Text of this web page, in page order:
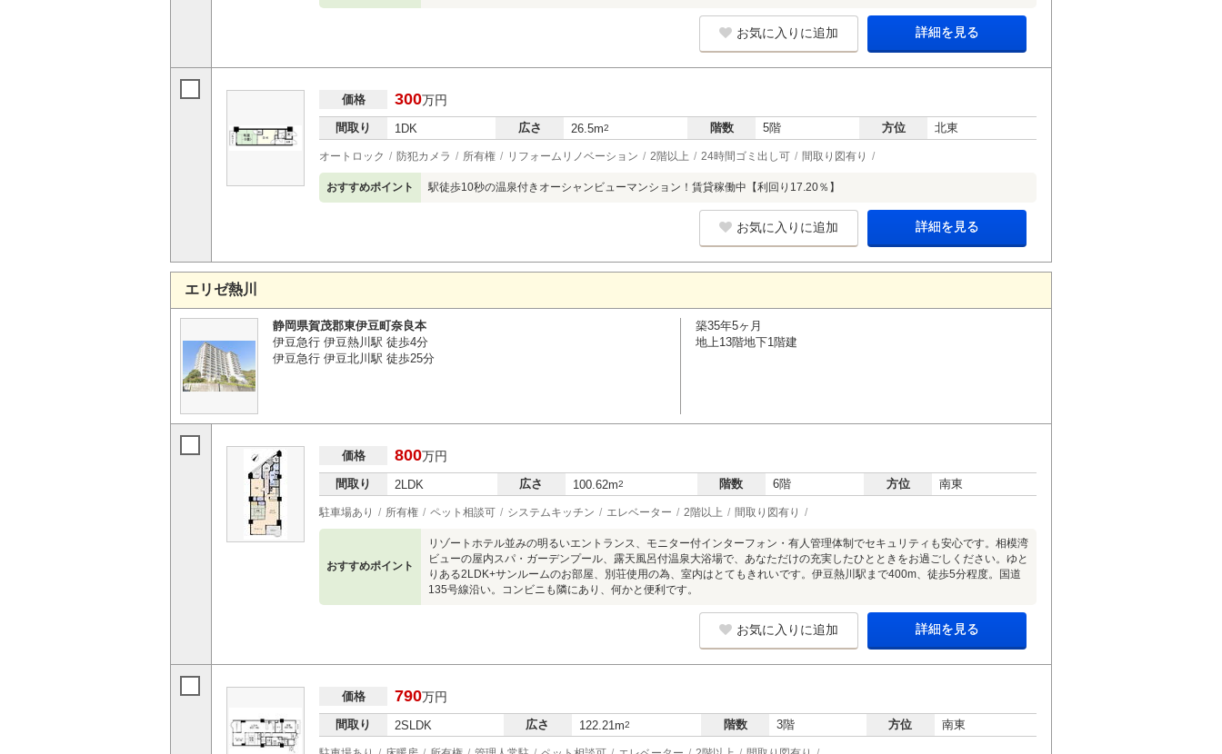
お気に入りに追加 詳細を見る
価格 300万円
間取り 1DK 広さ 26.5m2 階数 5階 方位 北東
オートロック 防犯カメラ 所有権 リフォームリノベーション 2階以上 24時間ゴミ出し可 間取り図有り
おすすめポイント 駅徒歩10秒の温泉付きオーシャンビューマンション！賃貸稼働中【利回り17.20％】
お気に入りに追加 詳細を見る
エリゼ熱川
静岡県賀茂郡東伊豆町奈良本
伊豆急行 伊豆熱川駅 徒歩4分
伊豆急行 伊豆北川駅 徒歩25分
築35年5ヶ月
地上13階地下1階建
価格 800万円
間取り 2LDK 広さ 100.62m2 階数 6階 方位 南東
駐車場あり 所有権 ペット相談可 システムキッチン エレベーター 2階以上 間取り図有り
おすすめポイント
リゾートホテル並みの明るいエントランス、モニター付インターフォン・有人管理体制でセキュリティも安心です。相模湾
ビューの屋内スパ・ガーデンプール、露天風呂付温泉大浴場で、あなただけの充実したひとときをお過ごしください。ゆと
りある2LDK+サンルームのお部屋、別荘使用の為、室内はとてもきれいです。伊豆熱川駅まで400m、徒歩5分程度。国道
135号線沿い。コンビニも隣にあり、何かと便利です。
お気に入りに追加 詳細を見る
価格 790万円
間取り 2SLDK 広さ 122.21m2 階数 3階 方位 南東